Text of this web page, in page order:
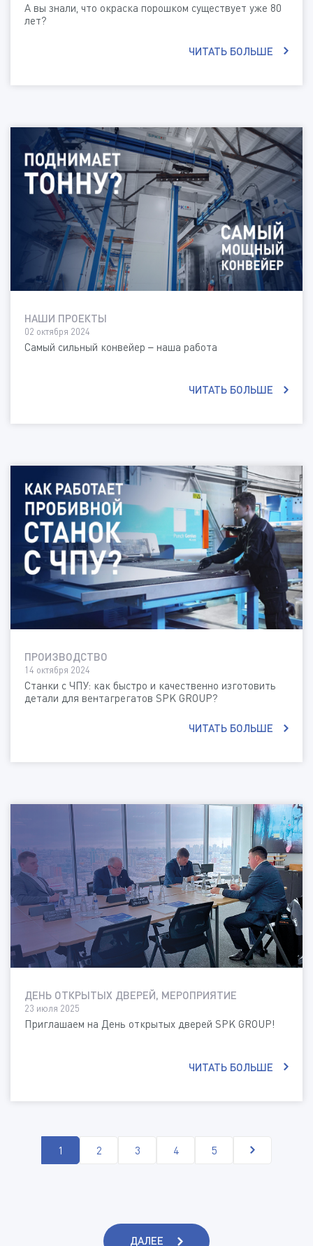
А вы знали, что окраска порошком существует уже 80
лет?
ЧИТАТЬ БОЛЬШЕ
НАШИ ПРОЕКТЫ
02 октября 2024
Самый сильный конвейер – наша работа
ЧИТАТЬ БОЛЬШЕ
ПРОИЗВОДСТВО
14 октября 2024
Станки с ЧПУ: как быстро и качественно изготовить
детали для вентагрегатов SPK GROUP?
ЧИТАТЬ БОЛЬШЕ
ДЕНЬ ОТКРЫТЫХ ДВЕРЕЙ, МЕРОПРИЯТИЕ
23 июля 2025
Приглашаем на День открытых дверей SPK GROUP!
ЧИТАТЬ БОЛЬШЕ
1 2 3 4 5
ДАЛЕЕ